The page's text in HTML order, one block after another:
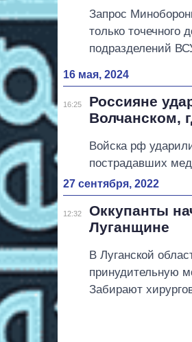
Запрос
только точечного
подразделений
16 мая, 2024
16:25
Россияне
Волчанском,
Войска рф
пострадавших
27 сентября, 2022
12:32
Оккупанты
Луганщине
В Луганской
принудительную
Забирают